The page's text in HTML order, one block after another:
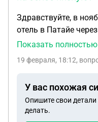
Здравствуйте, в
отель в Патайе
Делюкс, сегодня нам
отель не может
предлогают просто
категорией ниже,
случае. Мы летим с
Показать полностью
19 февраля, 18:12,
У вас похожая
Опишите свои
делать.